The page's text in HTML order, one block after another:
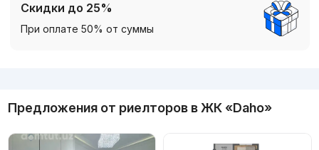
Скидки до 25%
При оплате 50% от суммы
Предложения от риелторов в ЖК «Daho»